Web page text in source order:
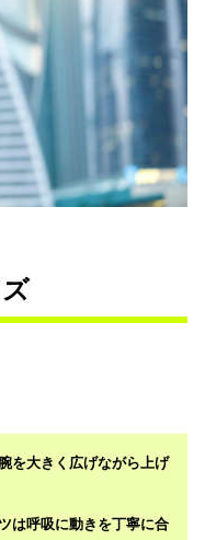
を大きく広げながら上げ
は呼吸に動きを丁寧に合